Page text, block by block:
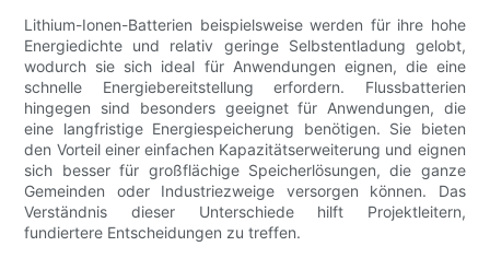
Lithium-Ionen-Batterien beispielsweise werden für ihre hohe
Energiedichte und relativ geringe Selbstentladung gelobt,
wodurch sie sich ideal für Anwendungen eignen, die eine
schnelle Energiebereitstellung erfordern. Flussbatterien
hingegen sind besonders geeignet für Anwendungen, die
eine langfristige Energiespeicherung benötigen. Sie bieten
den Vorteil einer einfachen Kapazitätserweiterung und eignen
sich besser für großflächige Speicherlösungen, die ganze
Gemeinden oder Industriezweige versorgen können. Das
Verständnis dieser Unterschiede hilft Projektleitern,
fundiertere Entscheidungen zu treffen.